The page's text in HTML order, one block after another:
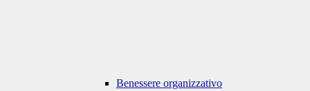
Benessere organizzativo